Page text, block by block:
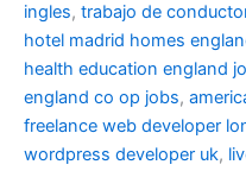
ingles, trabajo de
hotel madrid homes
health education england
england co op jobs,
freelance web developer
wordpress developer uk,